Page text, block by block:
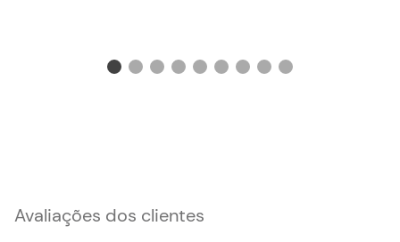
Avaliações dos clientes